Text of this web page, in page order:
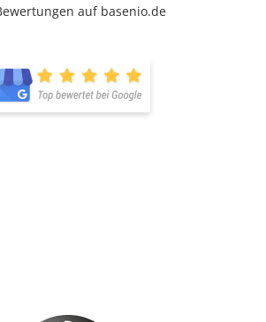
auf basenio.de
öffnet in neuem Fenster